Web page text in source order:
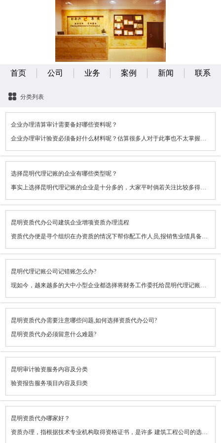
首页 公司 业务 案例 新闻 联系
分类列表
企业办理清算审计需要备好哪些资料呢？
企业办理审计验资必须备好什么材料呢？估算很多人对于此事也不太掌握，可是，这跟企业记账报税拥有紧密的关联，因此 ，我觉得众多的创业人们必须认真地了解一下这些方面的专业知识。
一般状况下，企业必须备好下列材料：
4、公司公司股东大会决议；
6、公司清算组发表三次清算公告的贴报；
7、公司的《企业法人营业执照》正、团本；
8、公安机关收交企业图章的证明；
10、银行账号答撤销证明。
选择昆明代理记账的企业有哪些类型呢？
事实上选择昆明代理记账的企业是十分多的，大家平时倘若关注比较多得话就掌握它能够为大家提供的服务是十分的多方位的，不论是啥类型的企业在选择之后都可以得到 很多的帮助。接下来大伙儿就给大家讲讲选择昆明代理记账的企业基本有哪些类型。
从目前的市场行情走势来看，选择昆明代理记账公司服务的企业主要是3种类型，可是随着着代账核心价值不断推广营销，会出現很多的企业选择代账服务。根据市场的需求剖析哪些类型企业更趋于代理记账公司服务呢？尽管代理记账公司服务行业发展十分迅速，但也并并并不是每一个企业在经营上都是选择代账服务。根据现如今市场销售情况分析，选择昆明代理记账服务的企业重要有3种类型。
昆明资质代办公司建筑企业增项资质办理流程
资质代办便是寻个组织在办资质的情况下帮你配工作人员,报销售业绩具备主体资格的企业申请建筑业企业资质代办应具有以下基础标准:
（一）具备考虑本规范规定的财产;
昆明代理记账公司记错账怎么办?
现如今，越来越多的大中小型企业都选择将财务工作委托给昆明代理记账公司来“清理”。可是，在一部分状况下，一些企业在代理记账公司期限内遇到了记错账的状况。此刻应怎么办呢?在原文中，大伙儿名将着大家对这一难点进行具体把握!
现如今，越来越多的大中小型企业都选择将财务工作委托给昆明代理记账公司来"清理”，从而以进行节约经营成本费用，无需忧虑记账报税等工作上的目的。可是，由于现阶段目前市面上每一个昆明代理记账机构服务水平不-，一些小企业对代理记账公司公司进行选择，只是关注价格是否划得来，而没有去把握其真实服务质量。因此，在一部分状况下，一些企业在代理记账公司期限内遇到了记错账的状况。这时候要怎么办呢?接下来，原文中名将着大家针对这事进行具体把握!
昆明资质代办需要注意哪些问题,如何选择资质代办公司?
昆明资质代办必须留意什么难题?
目前,建筑业呈稳定升高趋势,各种各样从业建筑行业的公司应时而生.创立工程建筑公司全是必须具有资质的,假如申请办理资质代办该留意什么难题呢?昆明资质代办——资质大管家为您详细描述一下.
昆明审计验资服务内容及分类
验资报告服务项目內容及归类
验资报告就是指会计会计师事务所依规接纳授权委托，对被验审企业注册资金的实付情况或注册资金及资本公积的变动情况开展验审，并出具汇算清缴报告。《验资报告》在申请办理企业登记、申请办理税务变更、审签出资证明书和***结汇等层面拥有极关键的主要用途！
方法
昆明资质代办哪家好？
资质办理，指根据技术专业机构取得资格证书，是许多 建筑工程公司的选择。有关资质证书得话，想来大伙儿全是掌握的，它是企业投标报价和工程施工的资质证实。过去的情况下，我国在这些方面管理方法不严苛。在十五年新标准颁布后，全国各地都提升了资质管理。在代申请办理机构的选择上，大伙儿还必须根据下列几层面来辨别。